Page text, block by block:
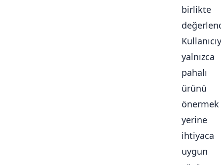
birlikte
yalnızca
pahalı
ürünü
önermek
yerine
ihtiyaca
uygun